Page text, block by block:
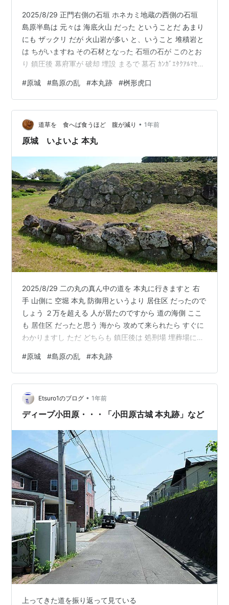
2025/8/29 正門右側の石垣 ホネカミ地蔵の西側の石垣
島原半島は 元々は 海底火山 だった ということだ あまり
にも ザックリ だが 火山岩が多い と、いうこと 堆積岩と
は ちがいますね その石材となった 石垣の石が このとお
り 鎮圧後 幕府軍が 破却 埋設 まるで 墓石 ｶﾝｶﾞｴﾀｸｱﾙﾏｾﾝ
っていたのか… 正門 本丸側 上の段まで 石垣があった 中
段は 正面門櫓の二階へ つながっていた 右側の段は もっ
と低く 段差があった と、いろいろ 想像する 虎口 雁木 雁
木の上は 多聞櫓 ここ 埋門 だった というのです 右側の
石…
#原城 #島原の乱 #本丸跡 #桝形虎口
道草を 食へば食うほど 腹が減り • 1年前
原城 いよいよ 本丸
2025/8/29 二の丸の真ん中の道を 本丸に行きますと 右
手 山側に 空堀 本丸 防御用というより 居住区 だったので
しょう ２万を超える 人が居たのですから 道の海側 ここ
も 居住区 だったと思う 海から 攻めて来られたら すぐに
わかりますし ただ どちらも 鎮圧後は 処刑場 埋葬場にな
駐車禁止 正門前で 遺構が発見されたからだそうですが
ここ 完全に 整地されているようですが 正門前から 続い
てますから… というより 辺り一面 どこからでも 何か出
ると思います なんで 駐車場にしたのか 今更ながら です
向こうに 続く道も…
#原城 #島原の乱 #本丸跡
Etsuro1のブログ • 1年前
ディープ小田原・・・「小田原古城 本丸跡」など
上ってきた道を振り返って見ている